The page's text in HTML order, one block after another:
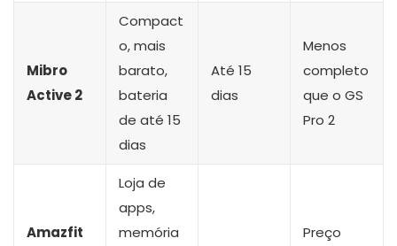
Mibro
Active 2
Compact
o, mais
barato,
bateria
de até 15
dias
Até 15
dias
Menos
completo
que o GS
Pro 2
Amazfit
Loja de
apps,
memória
Preço